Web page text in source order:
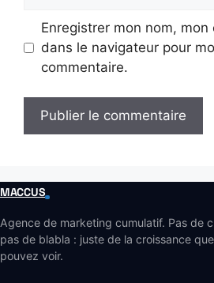
Enregistrer mon nom,
dans le navigateur pour
commentaire.
MACCUS
Agence de marketing cumulatif. Pas de
pas de blabla : juste de la croissance
pouvez voir.